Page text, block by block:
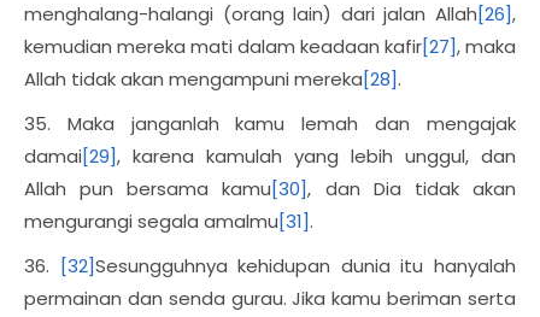
menghalang-halangi (orang lain) dari jalan Allah[26],
kemudian mereka mati dalam keadaan kafir[27], maka
Allah tidak akan mengampuni mereka[28].
35. Maka janganlah kamu lemah dan mengajak
damai[29], karena kamulah yang lebih unggul, dan
Allah pun bersama kamu[30], dan Dia tidak akan
mengurangi segala amalmu[31].
36.
[32]Sesungguhnya kehidupan dunia itu hanyalah
permainan dan senda gurau. Jika kamu beriman serta